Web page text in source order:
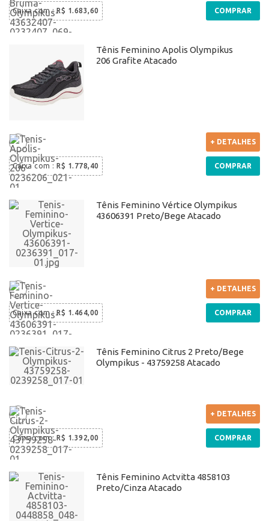
Caixa com: R$ 1.683,60 COMPRAR
Tênis Feminino Apolis Olympikus
206 Grafite Atacado
Caixa com : R$ 1.778,40
+ DETALHES
COMPRAR
Tênis Feminino Vértice Olympikus
43606391 Preto/Bege Atacado
Caixa com: R$ 1.464,00
+ DETALHES
COMPRAR
Tênis Feminino Citrus 2 Preto/Bege
Olympikus - 43759258 Atacado
Caixa com: R$ 1.392,00
+ DETALHES
COMPRAR
Tênis Feminino Actvitta 4858103
Preto/Cinza Atacado